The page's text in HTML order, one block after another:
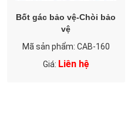
Bốt gác bảo vệ-Chòi bảo
vệ
Mã sản phẩm: CAB-160
Giá: Liên hệ